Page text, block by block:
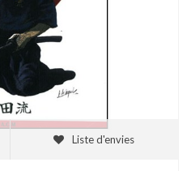
Liste d'envies